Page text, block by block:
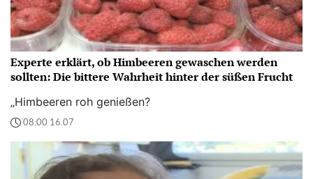
Experte erklärt, ob Himbeeren gewaschen werden
sollten: Die bittere Wahrheit hinter der süßen Frucht
„Himbeeren roh genießen?
08:00 16.07